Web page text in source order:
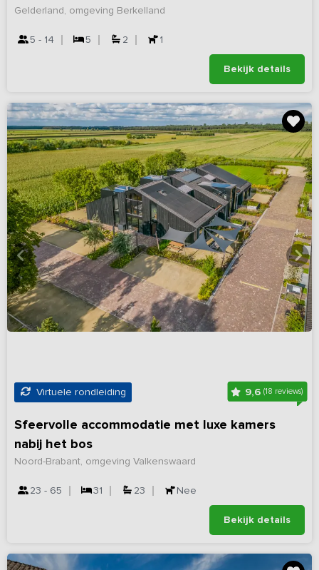
Gelderland, omgeving Berkelland
5 - 14 5 2 1
Bekijk details
Virtuele rondleiding 9,6(18 reviews)
Sfeervolle accommodatie met luxe kamers
nabij het bos
Noord-Brabant, omgeving Valkenswaard
23 - 65 31 23 Nee
Bekijk details